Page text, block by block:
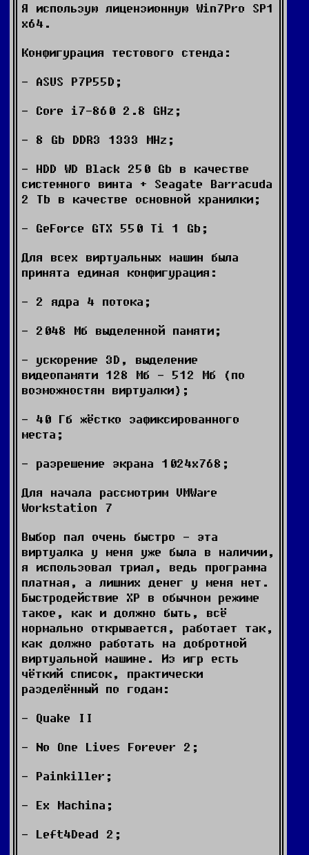
Я использую лицензионную Win7Pro SP1
x64.
Конфигурация тестового стенда:
- ASUS P7P55D;
- Core i7-860 2.8 GHz;
- 8 Gb DDR3 1333 MHz;
- HDD WD Black 250 Gb в качестве
системного винта + Seagate Barracuda
2 Tb в качестве основной хранилки;
- GeForce GTX 550 Ti 1 Gb;
Для всех виртуальных машин была
принята единая конфигурация:
- 2 ядра 4 потока;
- 2048 Мб выделенной памяти;
- ускорение 3D, выделение
видеопамяти 128 Мб - 512 Мб (по
возможностям виртуалки);
- 40 Гб жёстко зафиксированного
места;
- разрешение экрана 1024х768;
Для начала рассмотрим VMWare
Workstation 7
Выбор пал очень быстро - эта
виртуалка у меня уже была в наличии,
я использовал триал, ведь программа
платная, а лишних денег у меня нет.
Быстродействие ХР в обычном режиме
такое, как и должно быть, всё
нормально открывается, работает так,
как должно работать на добротной
виртуальной машине. Из игр есть
чёткий список, практически
разделённый по годам:
- Quake II
- No One Lives Forever 2;
- Painkiller;
- Ex Machina;
- Left4Dead 2;